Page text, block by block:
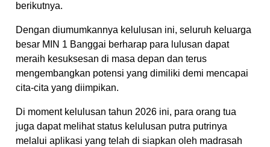
berikutnya.
Dengan diumumkannya kelulusan ini, seluruh keluarga
besar MIN 1 Banggai berharap para lulusan dapat
meraih kesuksesan di masa depan dan terus
mengembangkan potensi yang dimiliki demi mencapai
cita-cita yang diimpikan.
Di moment kelulusan tahun 2026 ini, para orang tua
juga dapat melihat status kelulusan putra putrinya
melalui aplikasi yang telah di siapkan oleh madrasah